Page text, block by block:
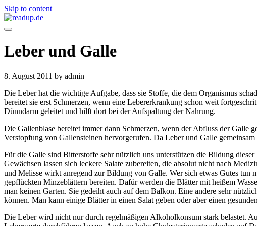
Skip to content
Leber und Galle
8. August 2011 by admin
Die Leber hat die wichtige Aufgabe, dass sie Stoffe, die dem Organismus
bereitet sie erst Schmerzen, wenn eine Lebererkrankung schon weit
Dünndarm geleitet und hilft dort bei der Aufspaltung der Nahrung.
Die Gallenblase bereitet immer dann Schmerzen, wenn der Abfluss der Galle
Verstopfung von Gallensteinen hervorgerufen. Da Leber und Galle
Für die Galle sind Bitterstoffe sehr nützlich uns unterstützen die Bildung
Gewächsen lassen sich leckere Salate zubereiten, die absolut nicht nach
und Melisse wirkt anregend zur Bildung von Galle. Wer sich etwas Gutes tun
gepflückten Minzeblättern bereiten. Dafür werden die Blätter mit heißem
man keinen Garten. Sie gedeiht auch auf dem Balkon. Eine andere sehr
können. Man kann einige Blätter in einen Salat geben oder aber einen
Die Leber wird nicht nur durch regelmäßigen Alkoholkonsum stark belastet.